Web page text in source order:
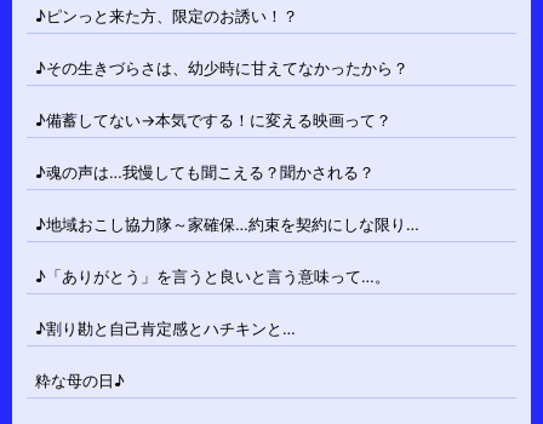
♪ピンっと来た方、限定のお誘い！？
♪その生きづらさは、幼少時に甘えてなかったから？
♪備蓄してない→本気でする！に変える映画って？
♪魂の声は…我慢しても聞こえる？聞かされる？
♪地域おこし協力隊～家確保…約束を契約にしな限り…
♪「ありがとう」を言うと良いと言う意味って…。
♪割り勘と自己肯定感とハチキンと…
粋な母の日♪